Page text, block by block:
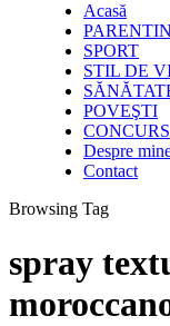
Acasă
SPORT
STIL DE
POVEŞTI
CONCURS
Despre
Contact
Browsing Tag
spray